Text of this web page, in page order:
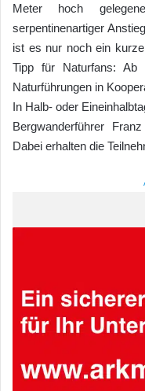
Meter hoch
serpentinenartiger
ist es nur noch ein
Tipp für Naturfans: Ab
Naturführungen in
In Halb- oder
Bergwanderführer
Dabei erhalten die